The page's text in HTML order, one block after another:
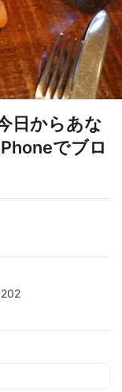
日からあな
でブロ